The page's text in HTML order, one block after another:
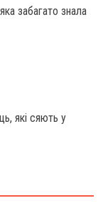
забагато знала
які сяють у